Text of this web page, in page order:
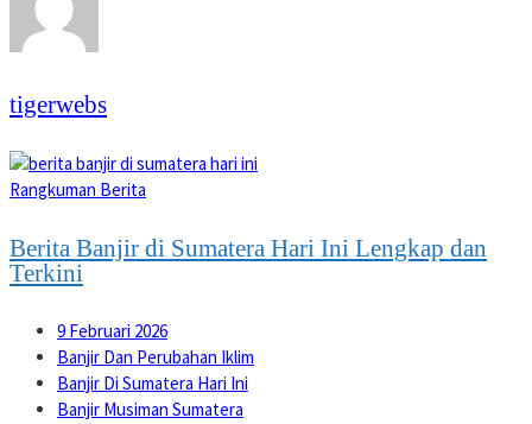
tigerwebs
Rangkuman Berita
Berita Banjir di Sumatera Hari Ini Lengkap dan
Terkini
9 Februari 2026
Banjir Dan Perubahan Iklim
Banjir Di Sumatera Hari Ini
Banjir Musiman Sumatera